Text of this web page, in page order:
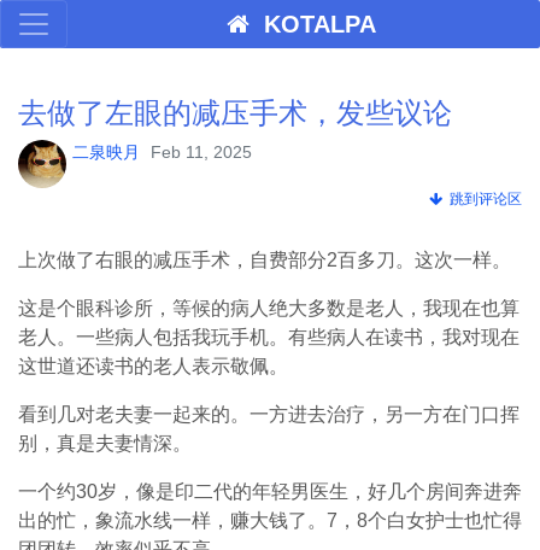
KOTALPA
去做了左眼的减压手术，发些议论
二泉映月 Feb 11, 2025
跳到评论区
上次做了右眼的减压手术，自费部分2百多刀。这次一样。
这是个眼科诊所，等候的病人绝大多数是老人，我现在也算
老人。一些病人包括我玩手机。有些病人在读书，我对现在
这世道还读书的老人表示敬佩。
看到几对老夫妻一起来的。一方进去治疗，另一方在门口挥
别，真是夫妻情深。
一个约30岁，像是印二代的年轻男医生，好几个房间奔进奔
出的忙，象流水线一样，赚大钱了。7，8个白女护士也忙得